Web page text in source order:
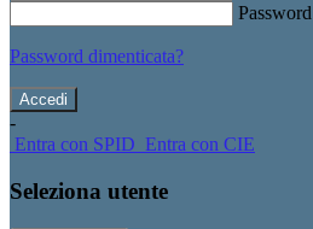
Password
Password dimenticata?
-
Entra con SPID Entra con CIE
Seleziona utente